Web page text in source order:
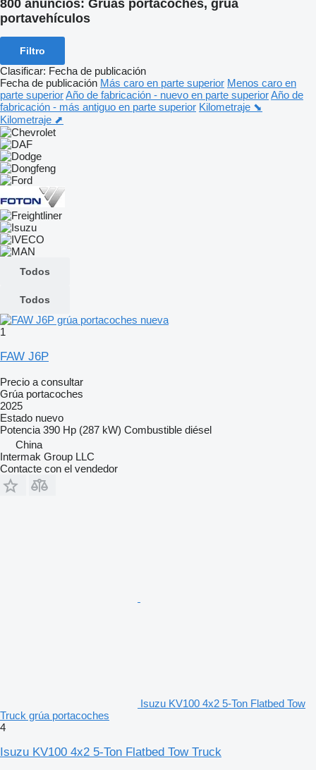
800 anuncios: Grúas portacoches, grúa
portavehículos
Filtro
Clasificar: Fecha de publicación
Fecha de publicación Más caro en parte superior Menos caro en
parte superiorAño de fabricación - nuevo en parte superiorAño de
fabricación - más antiguo en parte superior Kilometraje ⬊
Kilometraje ⬈
Todos
Todos
1
FAW J6P
Precio a consultar
Grúa portacoches
2025
Estado nuevo
Potencia 390 Hp (287 kW) Combustible diésel
China
Intermak Group LLC
Contacte con el vendedor
Isuzu KV100 4x2 5-Ton Flatbed Tow
Truck grúa portacoches
4
Isuzu KV100 4x2 5-Ton Flatbed Tow Truck